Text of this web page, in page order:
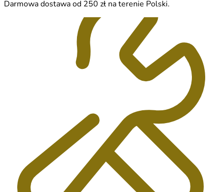
Darmowa dostawa od 250 zł na terenie Polski.